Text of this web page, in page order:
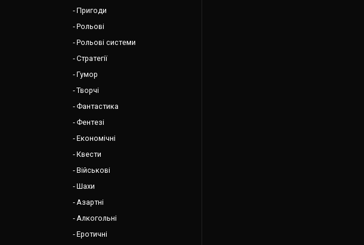
Пригоди
Рольові
Рольові системи
Стратегії
Гумор
Творчі
Фантастика
Фентезі
Економічні
Квести
Військові
Шахи
Азартні
Алкогольні
Еротичні